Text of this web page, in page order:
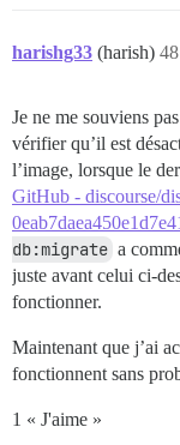
harishg33 (harish) 48
Je ne me souviens
vérifier qu’il est
l’image, lorsque le
GitHub - discourse/
db:migrate a
juste avant celui ci-
fonctionner.
Maintenant que j’ai
fonctionnent sans
1 « J'aime »